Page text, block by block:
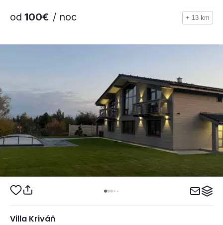
od 100€ / noc + 13 km
Villa Kriváň